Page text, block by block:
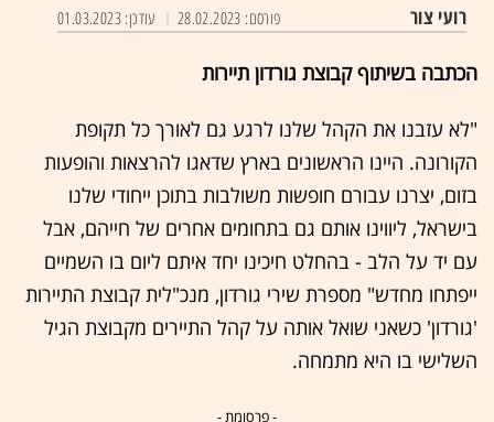
רועי צור עודכן: 01.03.2023 פורסם: 28.02.2023
הכתבה בשיתוף קבוצת גורדון תיירות
"לא עזבנו את הקהל שלנו לרגע גם לאורך כל תקופת
הקורונה. היינו הראשונים בארץ שדאגו להרצאות והופעות
בזום, יצרנו עבורם חופשות משולבות בתוכן ייחודי שלנו
בישראל, ליווינו אותם גם בתחומים אחרים של חייהם, אבל
עם יד על הלב - בהחלט חיכינו יחד איתם ליום בו השמיים
ייפתחו מחדש" מספרת שירי גורדון, מנכ"לית קבוצת התיירות
'גורדון' כשאני שואל אותה על קהל התיירים מקבוצת הגיל
השלישי בו היא מתמחה.
- פרסומת -